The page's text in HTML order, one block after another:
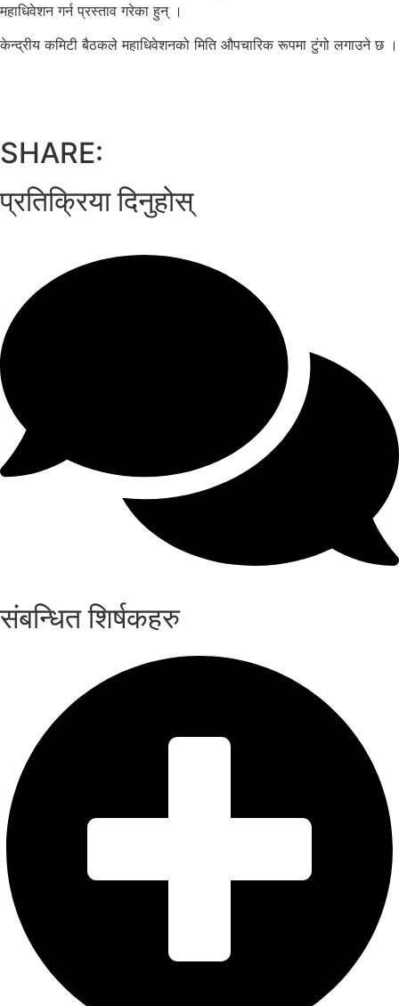
महाधिवेशन गर्न प्रस्ताव गरेका हुन् ।
केन्द्रीय कमिटी बैठकले महाधिवेशनको मिति औपचारिक रूपमा टुंगो लगाउने छ ।
SHARE:
प्रतिक्रिया दिनुहोस्
संबन्धित शिर्षकहरु